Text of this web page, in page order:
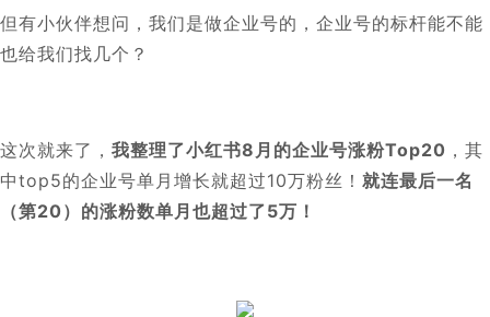
但有小伙伴想问，我们是做企业号的，企业号的标杆能不能
也给我们找几个？
这次就来了， 我整理了小红书8月的企业号涨粉Top20 ，其
中top5的企业号单月增长就超过10万粉丝！ 就连最后一名
（第20）的涨粉数单月也超过了5万！